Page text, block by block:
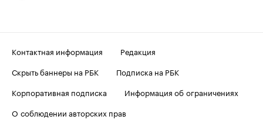
Контактная информация
Редакция
Скрыть баннеры на РБК
Подписка на РБК
Корпоративная подписка
Информация об ограничениях
О соблюдении авторских прав